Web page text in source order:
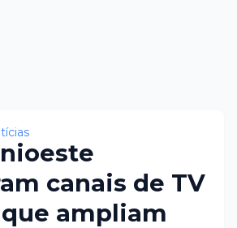
canais de TV
ampliam